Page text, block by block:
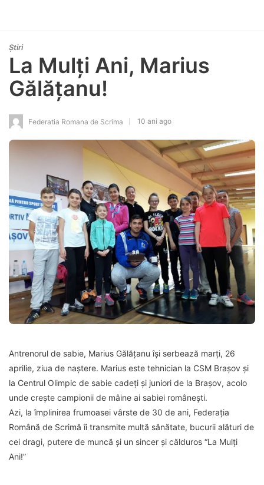
Știri
La Mulți Ani, Marius
Gălățanu!
Federatia Romana de Scrima 10 ani ago
Antrenorul de sabie, Marius Gălățanu își serbează marți, 26
aprilie, ziua de naștere. Marius este tehnician la CSM Brașov și
la Centrul Olimpic de sabie cadeți și juniori de la Brașov, acolo
unde crește campionii de mâine ai sabiei românești.
Azi, la împlinirea frumoasei vârste de 30 de ani, Federația
Română de Scrimă îi transmite multă sănătate, bucurii alături de
cei dragi, putere de muncă și un sincer și călduros “La Mulți
Ani!”